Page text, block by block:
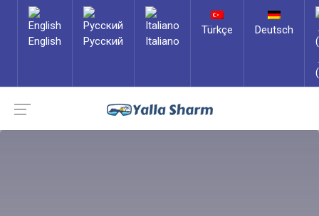
English Русский Italiano
Türkçe Deutsch